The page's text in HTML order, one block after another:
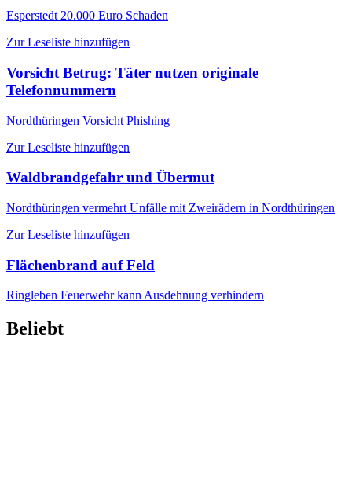
Esperstedt 20.000 Euro Schaden
Zur Leseliste hinzufügen
Vorsicht Betrug: Täter nutzen originale
Telefonnummern
Nordthüringen Vorsicht Phishing
Zur Leseliste hinzufügen
Waldbrandgefahr und Übermut
Nordthüringen vermehrt Unfälle mit Zweirädern in Nordthüringen
Zur Leseliste hinzufügen
Flächenbrand auf Feld
Ringleben Feuerwehr kann Ausdehnung verhindern
Beliebt